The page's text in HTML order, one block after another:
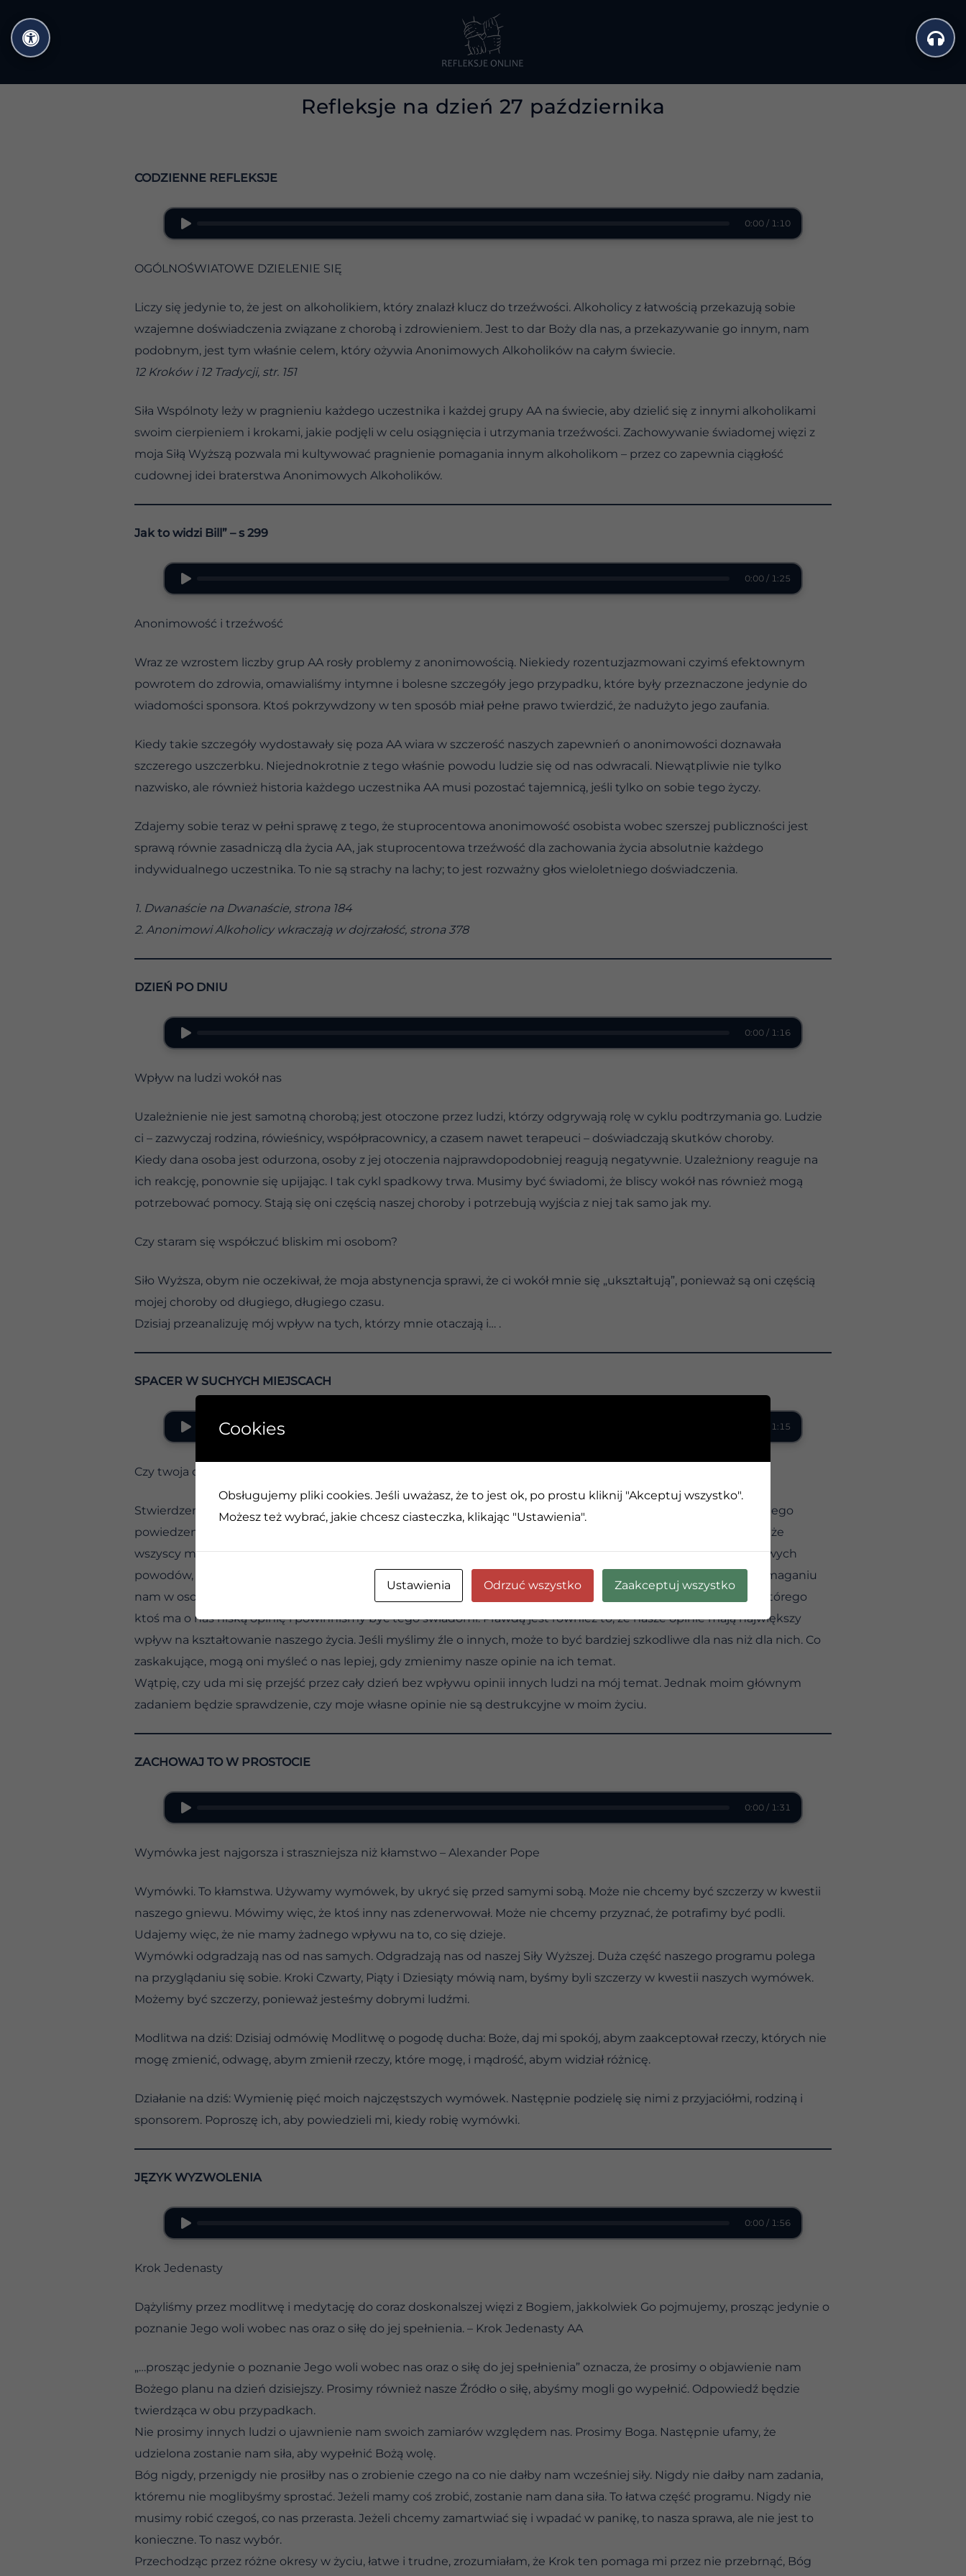
do
treści
Refleksje na dzień 27 października
CODZIENNE REFLEKSJE
0:00 / 1:10
OGÓLNOŚWIATOWE DZIELENIE SIĘ
Liczy się jedynie to, że jest on alkoholikiem, który znalazł klucz do trzeźwości. Alkoholicy z łatwością przekazują sobie
wzajemne doświadczenia związane z chorobą i zdrowieniem. Jest to dar Boży dla nas, a przekazywanie go innym, nam
podobnym, jest tym właśnie celem, który ożywia Anonimowych Alkoholików na całym świecie.
12 Kroków i 12 Tradycji, str. 151
Siła Wspólnoty leży w pragnieniu każdego uczestnika i każdej grupy AA na świecie, aby dzielić się z innymi alkoholikami
swoim cierpieniem i krokami, jakie podjęli w celu osiągnięcia i utrzymania trzeźwości. Zachowywanie świadomej więzi z
moja Siłą Wyższą pozwala mi kultywować pragnienie pomagania innym alkoholikom – przez co zapewnia ciągłość
cudownej idei braterstwa Anonimowych Alkoholików.
Jak to widzi Bill” – s 299
0:00 / 1:25
Anonimowość i trzeźwość
Wraz ze wzrostem liczby grup AA rosły problemy z anonimowością. Niekiedy rozentuzjazmowani czyimś efektownym
powrotem do zdrowia, omawialiśmy intymne i bolesne szczegóły jego przypadku, które były przeznaczone jedynie do
wiadomości sponsora. Ktoś pokrzywdzony w ten sposób miał pełne prawo twierdzić, że nadużyto jego zaufania.
Kiedy takie szczegóły wydostawały się poza AA wiara w szczerość naszych zapewnień o anonimowości doznawała
szczerego uszczerbku. Niejednokrotnie z tego właśnie powodu ludzie się od nas odwracali. Niewątpliwie nie tylko
nazwisko, ale również historia każdego uczestnika AA musi pozostać tajemnicą, jeśli tylko on sobie tego życzy.
Zdajemy sobie teraz w pełni sprawę z tego, że stuprocentowa anonimowość osobista wobec szerszej publiczności jest
sprawą równie zasadniczą dla życia AA, jak stuprocentowa trzeźwość dla zachowania życia absolutnie każdego
indywidualnego uczestnika. To nie są strachy na lachy; to jest rozważny głos wieloletniego doświadczenia.
1. Dwanaście na Dwanaście, strona 184
2. Anonimowi Alkoholicy wkraczają w dojrzałość, strona 378
DZIEŃ PO DNIU
0:00 / 1:16
Wpływ na ludzi wokół nas
Uzależnienie nie jest samotną chorobą; jest otoczone przez ludzi, którzy odgrywają rolę w cyklu podtrzymania go. Ludzie
ci – zazwyczaj rodzina, rówieśnicy, współpracownicy, a czasem nawet terapeuci – doświadczają skutków choroby.
Kiedy dana osoba jest odurzona, osoby z jej otoczenia najprawdopodobniej reagują negatywnie. Uzależniony reaguje na
ich reakcję, ponownie się upijając. I tak cykl spadkowy trwa. Musimy być świadomi, że bliscy wokół nas również mogą
potrzebować pomocy. Stają się oni częścią naszej choroby i potrzebują wyjścia z niej tak samo jak my.
Czy staram się współczuć bliskim mi osobom?
Siło Wyższa, obym nie oczekiwał, że moja abstynencja sprawi, że ci wokół mnie się „ukształtują”, ponieważ są oni częścią
mojej choroby od długiego, długiego czasu.
Dzisiaj przeanalizuję mój wpływ na tych, którzy mnie otaczają i… .
SPACER W SUCHYCH MIEJSCACH
0:00 / 1:15
Czy twoja opinia o mnie jest ważna? – Inwentura
Stwierdzenie, które jest często cytowane na spotkaniach AA, brzmi: Twoja opinia o mnie nie jest ważna. Celem tego
powiedzenia jest najwyraźniej odzwyczajenie nas od bycia ludźmi, którzy się podobają. Prawda jest jednak taka, że
wszyscy mamy uzasadniony interes w tym, jakie opinie mają o nas inni. Mogą nas lubić lub nie lubić z niewłaściwych
powodów, ale warto o tym wiedzieć i to zaakceptować. Co ważniejsze, opinie innych mogą być przydatne w pomaganiu
nam w osobistej inwenturze i korygowaniu niewłaściwych zachowań i postaw. Może istnieć dobry powód, dla którego
ktoś ma o nas niską opinię i powinniśmy być tego świadomi. Prawdą jest również to, że nasze opinie mają największy
wpływ na kształtowanie naszego życia. Jeśli myślimy źle o innych, może to być bardziej szkodliwe dla nas niż dla nich. Co
zaskakujące, mogą oni myśleć o nas lepiej, gdy zmienimy nasze opinie na ich temat.
Wątpię, czy uda mi się przejść przez cały dzień bez wpływu opinii innych ludzi na mój temat. Jednak moim głównym
zadaniem będzie sprawdzenie, czy moje własne opinie nie są destrukcyjne w moim życiu.
ZACHOWAJ TO W PROSTOCIE
0:00 / 1:31
Wymówka jest najgorsza i straszniejsza niż kłamstwo – Alexander Pope
Wymówki. To kłamstwa. Używamy wymówek, by ukryć się przed samymi sobą. Może nie chcemy być szczerzy w kwestii
naszego gniewu. Mówimy więc, że ktoś inny nas zdenerwował. Może nie chcemy przyznać, że potrafimy być podli.
Udajemy więc, że nie mamy żadnego wpływu na to, co się dzieje.
Wymówki odgradzają nas od nas samych. Odgradzają nas od naszej Siły Wyższej. Duża część naszego programu polega
na przyglądaniu się sobie. Kroki Czwarty, Piąty i Dziesiąty mówią nam, byśmy byli szczerzy w kwestii naszych wymówek.
Możemy być szczerzy, ponieważ jesteśmy dobrymi ludźmi.
Modlitwa na dziś: Dzisiaj odmówię Modlitwę o pogodę ducha: Boże, daj mi spokój, abym zaakceptował rzeczy, których nie
mogę zmienić, odwagę, abym zmienił rzeczy, które mogę, i mądrość, abym widział różnicę.
Działanie na dziś: Wymienię pięć moich najczęstszych wymówek. Następnie podzielę się nimi z przyjaciółmi, rodziną i
sponsorem. Poproszę ich, aby powiedzieli mi, kiedy robię wymówki.
JĘZYK WYZWOLENIA
0:00 / 1:56
Krok Jedenasty
Dążyliśmy przez modlitwę i medytację do coraz doskonalszej więzi z Bogiem, jakkolwiek Go pojmujemy, prosząc jedynie o
poznanie Jego woli wobec nas oraz o siłę do jej spełnienia. – Krok Jedenasty AA
„…prosząc jedynie o poznanie Jego woli wobec nas oraz o siłę do jej spełnienia” oznacza, że prosimy o objawienie nam
Bożego planu na dzień dzisiejszy. Prosimy również nasze Źródło o siłę, abyśmy mogli go wypełnić. Odpowiedź będzie
twierdząca w obu przypadkach.
Nie prosimy innych ludzi o ujawnienie nam swoich zamiarów względem nas. Prosimy Boga. Następnie ufamy, że
udzielona zostanie nam siła, aby wypełnić Bożą wolę.
Bóg nigdy, przenigdy nie prosiłby nas o zrobienie czego na co nie dałby nam wcześniej siły. Nigdy nie dałby nam zadania,
któremu nie moglibyśmy sprostać. Jeżeli mamy coś zrobić, zostanie nam dana siła. To łatwa część programu. Nigdy nie
musimy robić czegoś, co nas przerasta. Jeżeli chcemy zamartwiać się i wpadać w panikę, to nasza sprawa, ale nie jest to
konieczne. To nasz wybór.
Przechodząc przez różne okresy w życiu, łatwe i trudne, zrozumiałam, że Krok ten pomaga mi przez nie przebrnąć, Bóg
Cookies
Obsługujemy pliki cookies. Jeśli uważasz, że to jest ok, po prostu kliknij "Akceptuj wszystko".
Możesz też wybrać, jakie chcesz ciasteczka, klikając "Ustawienia".
Ustawienia Odrzuć wszystko Zaakceptuj wszystko